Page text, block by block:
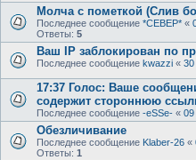
Молча с пометкой (Слив
Последнее сообщение *СЕВЕР* «
Ответы: 5
Ваш IP заблокирован по
Последнее сообщение kwazzi « 30
17:37 Голос: Ваше
содержит стороннюю
Последнее сообщение -eSSe- « 09
Обезличивание
Последнее сообщение Klaber-26 «
Ответы: 1